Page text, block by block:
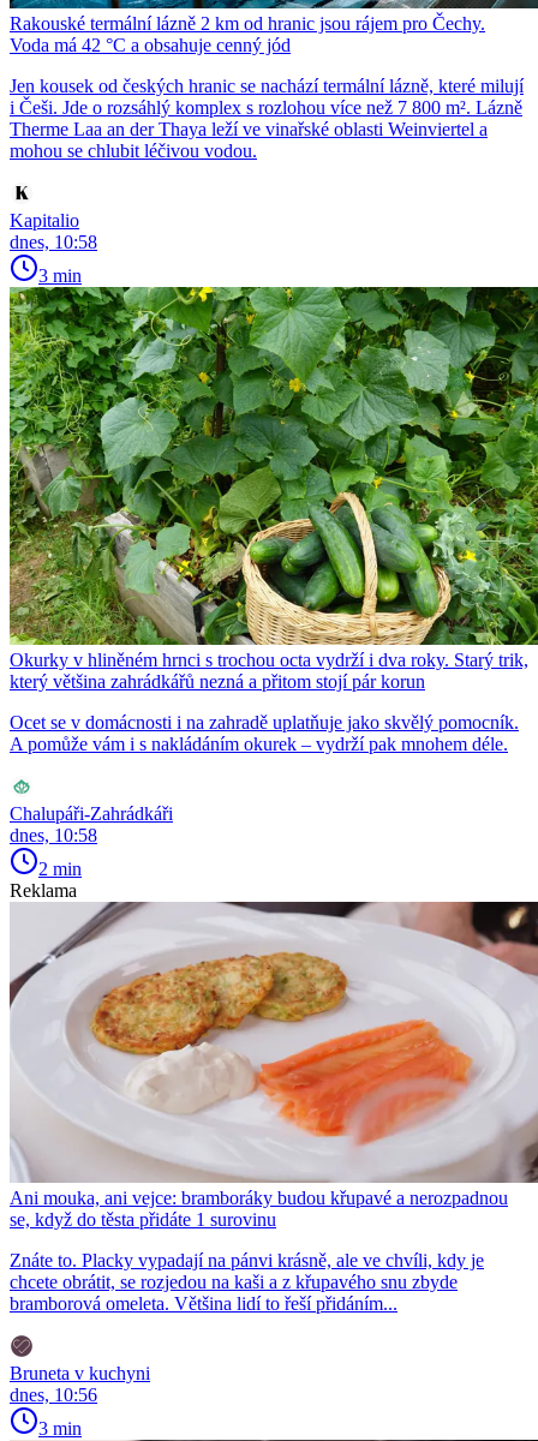
Rakouské termální lázně 2 km od hranic jsou rájem pro Čechy.
Voda má 42 °C a obsahuje cenný jód
Jen kousek od českých hranic se nachází termální lázně, které milují
i Češi. Jde o rozsáhlý komplex s rozlohou více než 7 800 m². Lázně
Therme Laa an der Thaya leží ve vinařské oblasti Weinviertel a
mohou se chlubit léčivou vodou.
Kapitalio
dnes, 10:58
3 min
Okurky v hliněném hrnci s trochou octa vydrží i dva roky. Starý trik,
který většina zahrádkářů nezná a přitom stojí pár korun
Ocet se v domácnosti i na zahradě uplatňuje jako skvělý pomocník.
A pomůže vám i s nakládáním okurek – vydrží pak mnohem déle.
Chalupáři-Zahrádkáři
dnes, 10:58
2 min
Reklama
Ani mouka, ani vejce: bramboráky budou křupavé a nerozpadnou
se, když do těsta přidáte 1 surovinu
Znáte to. Placky vypadají na pánvi krásně, ale ve chvíli, kdy je
chcete obrátit, se rozjedou na kaši a z křupavého snu zbyde
bramborová omeleta. Většina lidí to řeší přidáním...
Bruneta v kuchyni
dnes, 10:56
3 min